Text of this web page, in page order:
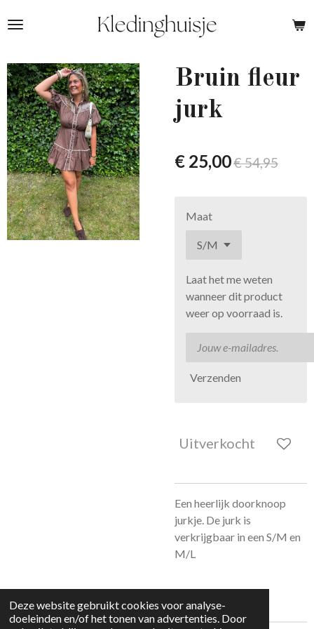
Deze website gebruikt cookies voor analyse-
doeleinden en/of het tonen van advertenties. Door
direct
de
hoofdinhoud
Bruin fleur
jurk
€ 25,00€ 54,95
Maat
Laat het me weten
wanneer dit product
weer op voorraad is.
Verzenden
Uitverkocht
Een heerlijk doorknoop
jurkje. De jurk is
verkrijgbaar in een S/M en
M/L